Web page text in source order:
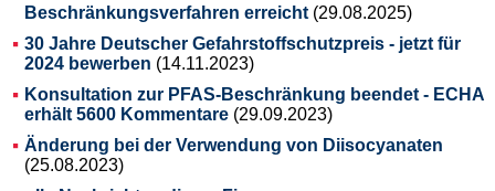
Beschränkungsverfahren erreicht (29.08.2025)
30 Jahre Deutscher Gefahrstoffschutzpreis - jetzt für
2024 bewerben (14.11.2023)
Konsultation zur PFAS-Beschränkung beendet - ECHA
erhält 5600 Kommentare (29.09.2023)
Änderung bei der Verwendung von Diisocyanaten
(25.08.2023)